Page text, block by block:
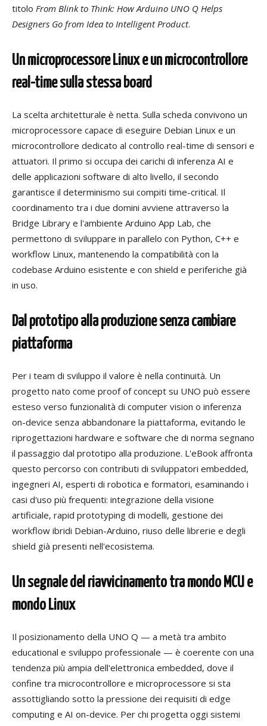
titolo From Blink to Think: How Arduino UNO Q Helps
Designers Go from Idea to Intelligent Product.
Un microprocessore Linux e un microcontrollore
real-time sulla stessa board
La scelta architetturale è netta. Sulla scheda convivono un
microprocessore capace di eseguire Debian Linux e un
microcontrollore dedicato al controllo real-time di sensori e
attuatori. Il primo si occupa dei carichi di inferenza AI e
delle applicazioni software di alto livello, il secondo
garantisce il determinismo sui compiti time-critical. Il
coordinamento tra i due domini avviene attraverso la
Bridge Library e l'ambiente Arduino App Lab, che
permettono di sviluppare in parallelo con Python, C++ e
workflow Linux, mantenendo la compatibilità con la
codebase Arduino esistente e con shield e periferiche già
in uso.
Dal prototipo alla produzione senza cambiare
piattaforma
Per i team di sviluppo il valore è nella continuità. Un
progetto nato come proof of concept su UNO può essere
esteso verso funzionalità di computer vision o inferenza
on-device senza abbandonare la piattaforma, evitando le
riprogettazioni hardware e software che di norma segnano
il passaggio dal prototipo alla produzione. L'eBook affronta
questo percorso con contributi di sviluppatori embedded,
ingegneri AI, esperti di robotica e formatori, esaminando i
casi d'uso più frequenti: integrazione della visione
artificiale, rapid prototyping di modelli, gestione dei
workflow ibridi Debian-Arduino, riuso delle librerie e degli
shield già presenti nell'ecosistema.
Un segnale del riavvicinamento tra mondo MCU e
mondo Linux
Il posizionamento della UNO Q — a metà tra ambito
educational e sviluppo professionale — è coerente con una
tendenza più ampia dell'elettronica embedded, dove il
confine tra microcontrollore e microprocessore si sta
assottigliando sotto la pressione dei requisiti di edge
computing e AI on-device. Per chi progetta oggi sistemi